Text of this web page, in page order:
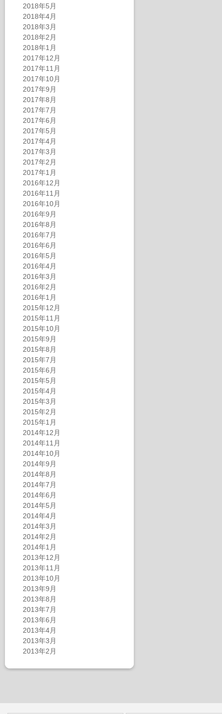
2018年5月
2018年4月
2018年3月
2018年2月
2018年1月
2017年12月
2017年11月
2017年10月
2017年9月
2017年8月
2017年7月
2017年6月
2017年5月
2017年4月
2017年3月
2017年2月
2017年1月
2016年12月
2016年11月
2016年10月
2016年9月
2016年8月
2016年7月
2016年6月
2016年5月
2016年4月
2016年3月
2016年2月
2016年1月
2015年12月
2015年11月
2015年10月
2015年9月
2015年8月
2015年7月
2015年6月
2015年5月
2015年4月
2015年3月
2015年2月
2015年1月
2014年12月
2014年11月
2014年10月
2014年9月
2014年8月
2014年7月
2014年6月
2014年5月
2014年4月
2014年3月
2014年2月
2014年1月
2013年12月
2013年11月
2013年10月
2013年9月
2013年8月
2013年7月
2013年6月
2013年4月
2013年3月
2013年2月